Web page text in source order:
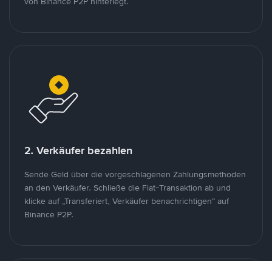
2. Verkäufer bezahlen
Sende Geld über die vorgeschlagenen Zahlungsmethoden
an den Verkäufer. Schließe die Fiat-Transaktion ab und
klicke auf „Transferiert, Verkäufer benachrichtigen“ auf
Binance P2P.